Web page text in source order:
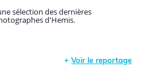
sélection des dernières
d'Hemis.
+ Voir le reportage